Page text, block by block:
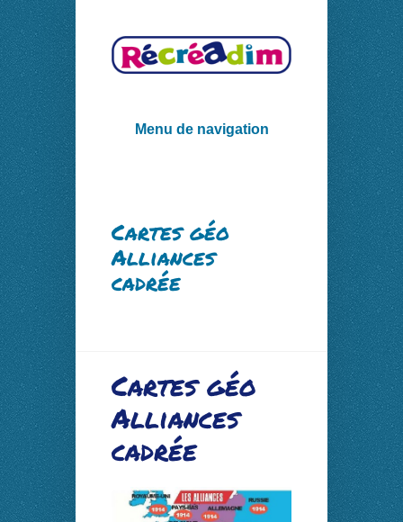
Menu de navigation
Cartes géo
Alliances
cadrée
Cartes géo
Alliances
cadrée